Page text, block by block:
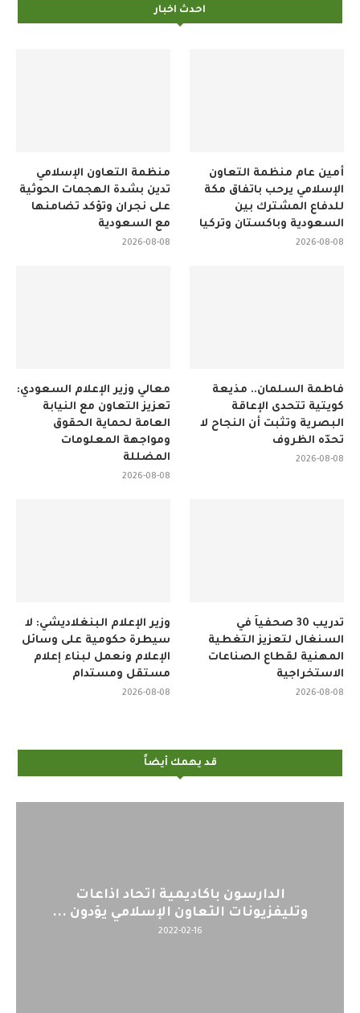
احدث اخبار
منظمة التعاون الإسلامي
تدين بشدة الهجمات الحوثية
على نجران وتؤكد تضامنها
مع السعودية
2026-08-08
أمين عام منظمة التعاون
الإسلامي يرحب باتفاق مكة
للدفاع المشترك بين
السعودية وباكستان وتركيا
2026-08-08
معالي وزير الإعلام السعودي:
تعزيز التعاون مع النيابة
العامة لحماية الحقوق
ومواجهة المعلومات
المضللة
2026-08-08
فاطمة السلمان.. مذيعة
كويتية تتحدى الإعاقة
البصرية وتثبت أن النجاح لا
تحدّه الظروف
2026-08-08
وزير الإعلام البنغلاديشي: لا
سيطرة حكومية على وسائل
الإعلام ونعمل لبناء إعلام
مستقل ومستدام
2026-08-08
تدريب 30 صحفياً في
السنغال لتعزيز التغطية
المهنية لقطاع الصناعات
الاستخراجية
2026-08-08
قد يهمك أيضاً
اليوم : المشاركة بالاجتماع التحضيري
لمنظمي قمة اسيا...
2022-04-12